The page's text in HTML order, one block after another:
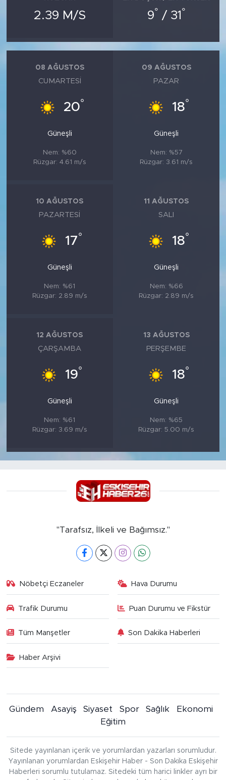
2.39 M/S 9° / 31 °
08 AĞUSTOS
CUMARTESI
20°
Güneşli
Nem: %60
Rüzgar: 4.61 m/s
09 AĞUSTOS
PAZAR
18°
Güneşli
Nem: %57
Rüzgar: 3.61 m/s
10 AĞUSTOS
PAZARTESI
17°
Güneşli
Nem: %61
Rüzgar: 2.89 m/s
11 AĞUSTOS
SALI
18°
Güneşli
Nem: %66
Rüzgar: 2.89 m/s
12 AĞUSTOS
ÇARŞAMBA
19°
Güneşli
Nem: %61
Rüzgar: 3.69 m/s
13 AĞUSTOS
PERŞEMBE
18°
Güneşli
Nem: %65
Rüzgar: 5.00 m/s
"Tarafsız, İlkeli ve Bağımsız."
Nöbetçi Eczaneler Hava Durumu
Trafik Durumu Puan Durumu ve Fikstür
Tüm Manşetler Son Dakika Haberleri
Haber Arşivi
Gündem Asayiş Siyaset Spor Sağlık
Ekonomi
Eğitim
Sitede yayınlanan içerik ve yorumlardan yazarları sorumludur.
Yayınlanan yorumlardan Eskişehir Haber - Son Dakika Eskişehir
Haberleri sorumlu tutulamaz. Sitedeki tüm harici linkler ayrı bir